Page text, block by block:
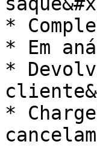
*
* Em
*
*